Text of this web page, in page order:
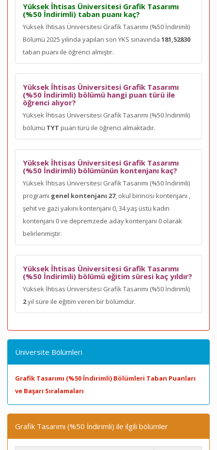
Yüksek İhtisas Üniversitesi Grafik Tasarımı
(%50 İndirimli) taban puanı kaç?
Yüksek İhtisas Üniversitesi Grafik Tasarımı (%50 İndirimli)
Bölümü 2025 yılında yapılan son YKS sınavında 181,52830
taban puanı ile öğrenci almıştır.
Yüksek İhtisas Üniversitesi Grafik Tasarımı
(%50 İndirimli) bölümü hangi puan türü ile
öğrenci alıyor?
Yüksek İhtisas Üniversitesi Grafik Tasarımı (%50 İndirimli)
bölümü TYT puan türü ile öğrenci almaktadır.
Yüksek İhtisas Üniversitesi Grafik Tasarımı
(%50 İndirimli) bölümünün kontenjanı kaç?
Yüksek İhtisas Üniversitesi Grafik Tasarımı (%50 İndirimli)
programı genel kontenjanı 27, okul birincisi kontenjanı ,
şehit ve gazi yakını kontenjanı 0, 34 yaş üstü kadın
kontenjanı 0 ve depremzede aday kontenjanı 0 olarak
belirlenmiştir.
Yüksek İhtisas Üniversitesi Grafik Tasarımı
(%50 İndirimli) bölümü eğitim süresi kaç yıldır?
Yüksek İhtisas Üniversitesi Grafik Tasarımı (%50 İndirimli)
2yıl süre ile eğitim veren bir bölümdür.
Üniversite Bölümleri
Grafik Tasarımı (%50 İndirimli) Bölümleri Taban Puanları
ve Başarı Sıralamaları
Grafik Tasarımı (%50 İndirimli) ile ilgili bölümler